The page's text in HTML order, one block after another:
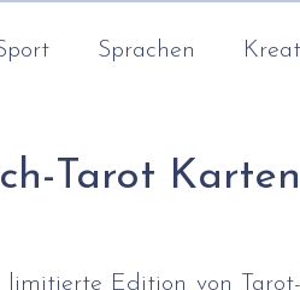
Sprachen
Tarot
Edition von